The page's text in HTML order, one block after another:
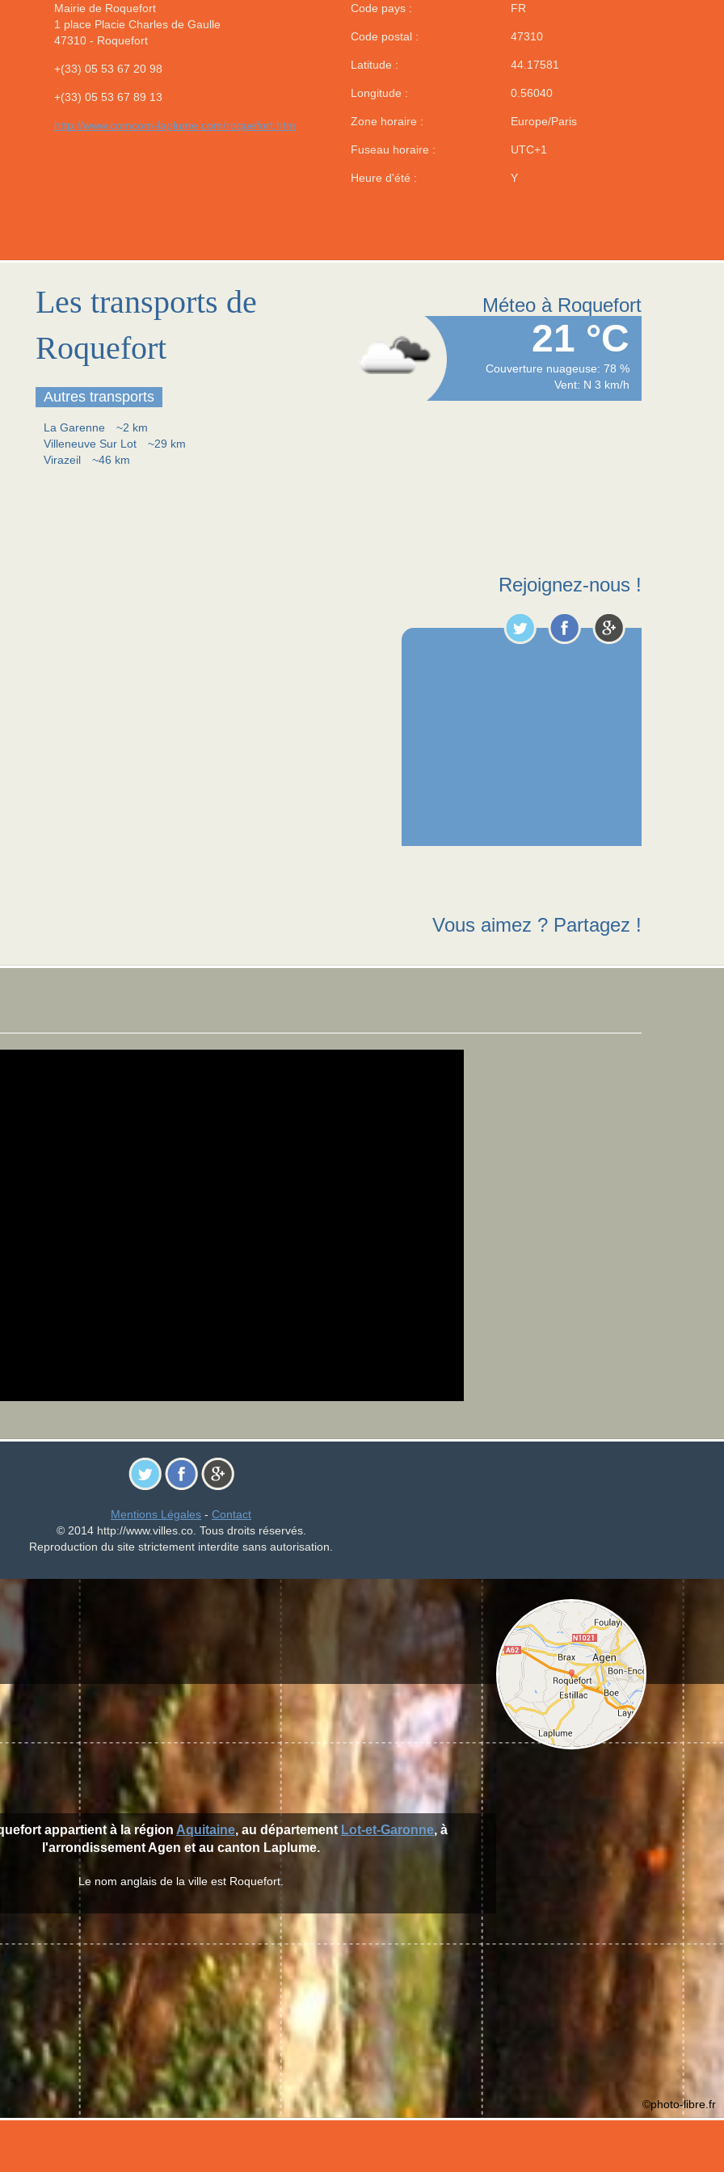
Mairie de Roquefort
1 place Placie Charles de Gaulle
47310- Roquefort
+(33) 05 53 67 20 98
+(33) 05 53 67 89 13
http://www.comcom-laplume.com/roquefort.htm
Code pays : FR
Code postal : 47310
Latitude : 44.17581
Longitude : 0.56040
Zone horaire : Europe/Paris
Fuseau horaire : UTC+1
Heure d'été : Y
Les transports de
Roquefort
Autres transports
La Garenne
~2 km
Villeneuve Sur Lot
~29 km
Virazeil
~46 km
Méteo à Roquefort
21 °C
Couverture nuageuse: 78 %
Vent: N 3 km/h
Rejoignez-nous !
Vous aimez ? Partagez !
Mentions Légales - Contact
© 2014 http://www.villes.co. Tous droits réservés.
Reproduction du site strictement interdite sans autorisation.
appartient à la région Aquitaine, au département Lot-et-Garonne, à
l'arrondissement Agen et au canton Laplume.
Le nom anglais de la ville est Roquefort.
©photo-libre.fr